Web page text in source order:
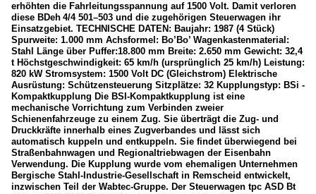
erhöhten die Fahrleitungsspannung auf 1500 Volt. Damit verloren
diese BDeh 4/4 501–503 und die zugehörigen Steuerwagen ihr
Einsatzgebiet. TECHNISCHE DATEN: Baujahr: 1987 (4 Stück)
Spurweite: 1.000 mm Achsformel: Bo’Bo’ Wagenkastenmaterial:
Stahl Länge über Puffer:18.800 mm Breite: 2.650 mm Gewicht: 32,4
t Höchstgeschwindigkeit: 65 km/h (ursprünglich 25 km/h) Leistung:
820 kW Stromsystem: 1500 Volt DC (Gleichstrom) Elektrische
Ausrüstung: Schützensteuerung Sitzplätze: 32 Kupplungstyp: BSi -
Kompaktkupplung Die BSI-Kompaktkupplung ist eine
mechanische Vorrichtung zum Verbinden zweier
Schienenfahrzeuge zu einem Zug. Sie überträgt die Zug- und
Druckkräfte innerhalb eines Zugverbandes und lässt sich
automatisch kuppeln und entkuppeln. Sie findet überwiegend bei
Straßenbahnwagen und Regionaltriebwagen der Eisenbahn
Verwendung. Die Kupplung wurde vom ehemaligen Unternehmen
Bergische Stahl-Industrie-Gesellschaft in Remscheid entwickelt,
inzwischen Teil der Wabtec-Gruppe. Der Steuerwagen tpc ASD Bt